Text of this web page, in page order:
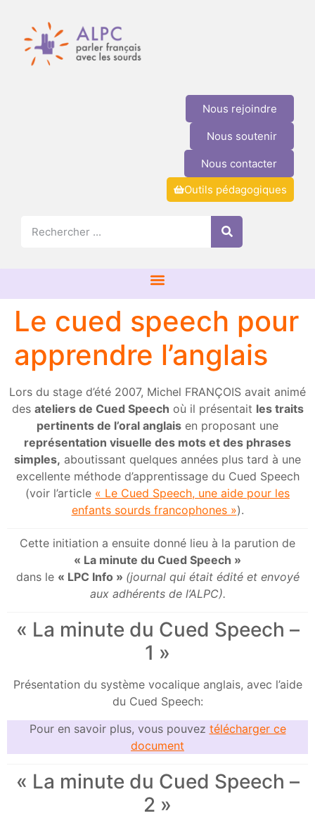
Nous rejoindre
Nous soutenir
Nous contacter
Outils pédagogiques
Le cued speech pour
apprendre l’anglais
Lors du stage d’été 2007, Michel FRANÇOIS avait animé
des ateliers de Cued Speech où il présentait les traits
pertinents de l’oral anglais en proposant une
représentation visuelle des mots et des phrases
simples, aboutissant quelques années plus tard à une
excellente méthode d’apprentissage du Cued Speech
(voir l’article « Le Cued Speech, une aide pour les
enfants sourds francophones »).
Cette initiation a ensuite donné lieu à la parution de
« La minute du Cued Speech »
dans le « LPC Info » (journal qui était édité et envoyé
aux adhérents de l’ALPC).
« La minute du Cued Speech –
1 »
Présentation du système vocalique anglais, avec l’aide
du Cued Speech:
Pour en savoir plus, vous pouvez télécharger ce
document
« La minute du Cued Speech –
2 »